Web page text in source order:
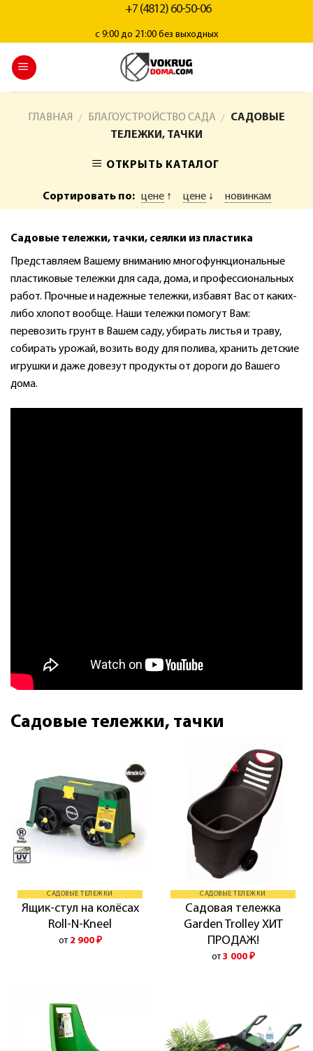
+7 (4812) 60-50-06
с 9:00 до 21:00 без выходных
ГЛАВНАЯ / БЛАГОУСТРОЙСТВО САДА / САДОВЫЕ
ТЕЛЕЖКИ, ТАЧКИ
ОТКРЫТЬ КАТАЛОГ
Сортировать по: цене ↑ цене ↓ новинкам
Садовые тележки, тачки, сеялки из пластика
Представляем Вашему вниманию многофункциональные
пластиковые тележки для сада, дома, и профессиональных
работ. Прочные и надежные тележки, избавят Вас от каких-
либо хлопот вообще. Наши тележки помогут Вам:
перевозить грунт в Вашем саду, убирать листья и траву,
собирать урожай, возить воду для полива, хранить детские
игрушки и даже довезут продукты от дороги до Вашего
дома.
Садовые тележки, тачки
САДОВЫЕ ТЕЛЕЖКИ
Ящик-стул на колёсах
Roll-N-Kneel
от 2 900 ₽
САДОВЫЕ ТЕЛЕЖКИ
Садовая тележка
Garden Trolley ХИТ
ПРОДАЖ!
от 3 000 ₽